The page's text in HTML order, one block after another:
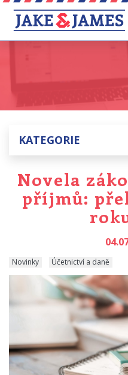
KATEGORIE
Novela
příjmů:
Novinky Účetnictví a daně